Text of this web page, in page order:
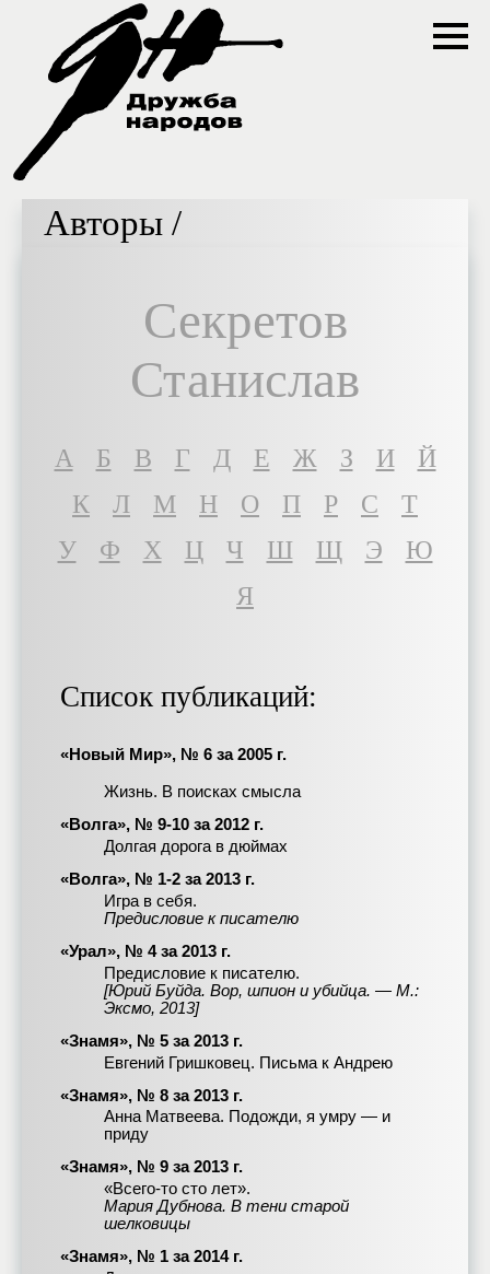
Авторы /
Секретов
Станислав
A Б В Г Д Е Ж З И
Й
К
Л М Н О П Р С
Т
У
Ф Х Ц Ч Ш Щ Э
Ю
Я
Список публикаций:
«Новый Мир», № 6 за 2005 г.
Жизнь. В поисках смысла
«Волга», № 9-10 за 2012 г.
Долгая дорога в дюймах
«Волга», № 1-2 за 2013 г.
Игра в себя.
Предисловие к писателю
«Урал», № 4 за 2013 г.
Предисловие к писателю.
[Юрий Буйда. Вор, шпион и убийца. — М.:
Эксмо, 2013]
«Знамя», № 5 за 2013 г.
Евгений Гришковец. Письма к Андрею
«Знамя», № 8 за 2013 г.
Анна Матвеева. Подожди, я умру — и
приду
«Знамя», № 9 за 2013 г.
«Всего-то сто лет».
Мария Дубнова. В тени старой
шелковицы
«Знамя», № 1 за 2014 г.